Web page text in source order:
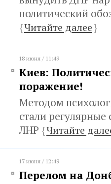
политический
{Читайте далее}
18 июня / 11:49
Киев:
поражение!
Методом
стали
ЛНР {Читайте
17 июня / 12:49
Перелом на